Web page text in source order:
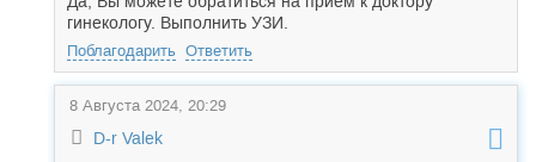
гинекологу. Выполнить УЗИ.
Поблагодарить Ответить
8 Августа 2024, 20:29
D-r Valek